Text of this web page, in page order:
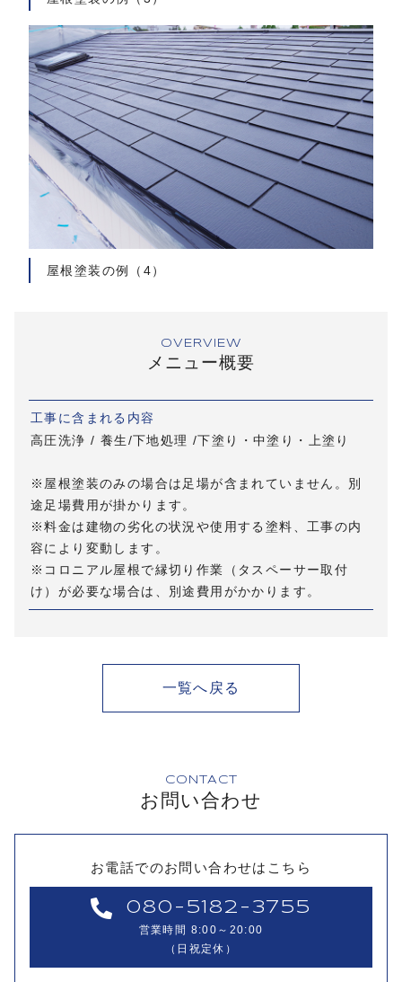
屋根塗装の例（4）
OVERVIEW
メニュー概要
工事に含まれる内容
高圧洗浄 / 養生/下地処理 /下塗り・中塗り・上塗り
※屋根塗装のみの場合は足場が含まれていません。別
途足場費用が掛かります。
※料金は建物の劣化の状況や使用する塗料、工事の内
容により変動します。
※コロニアル屋根で縁切り作業（タスペーサー取付
け）が必要な場合は、別途費用がかかります。
一覧へ戻る
CONTACT
お問い合わせ
お電話でのお問い合わせはこちら
080-5182-3755
営業時間 8:00～20:00
（日祝定休）